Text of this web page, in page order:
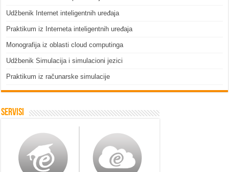
Udžbenik Internet inteligentnih uređaja
Praktikum iz Interneta inteligentnih uređaja
Monografija iz oblasti cloud computinga
Udžbenik Simulacija i simulacioni jezici
Praktikum iz računarske simulacije
Servisi